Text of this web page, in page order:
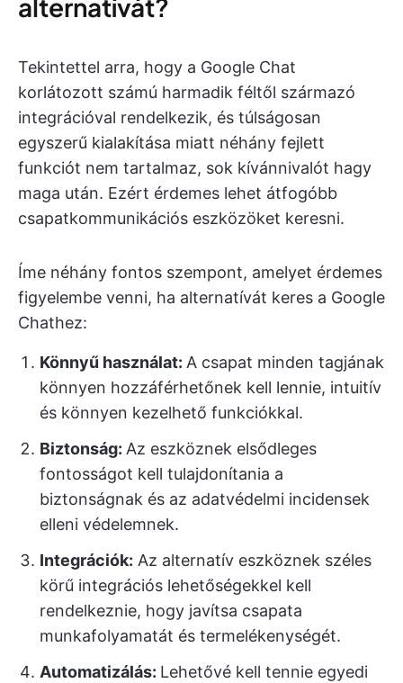
alternatívát?
Tekintettel arra, hogy a Google Chat
korlátozott számú harmadik féltől származó
integrációval rendelkezik, és túlságosan
egyszerű kialakítása miatt néhány fejlett
funkciót nem tartalmaz, sok kívánnivalót hagy
maga után. Ezért érdemes lehet átfogóbb
csapatkommunikációs eszközöket keresni.
Íme néhány fontos szempont, amelyet érdemes
figyelembe venni, ha alternatívát keres a Google
Chathez:
Könnyű használat: A csapat minden tagjának
könnyen hozzáférhetőnek kell lennie, intuitív
és könnyen kezelhető funkciókkal.
Biztonság: Az eszköznek elsődleges
fontosságot kell tulajdonítania a
biztonságnak és az adatvédelmi incidensek
elleni védelemnek.
Integrációk: Az alternatív eszköznek széles
körű integrációs lehetőségekkel kell
rendelkeznie, hogy javítsa csapata
munkafolyamatát és termelékenységét.
Automatizálás: Lehetővé kell tennie egyedi